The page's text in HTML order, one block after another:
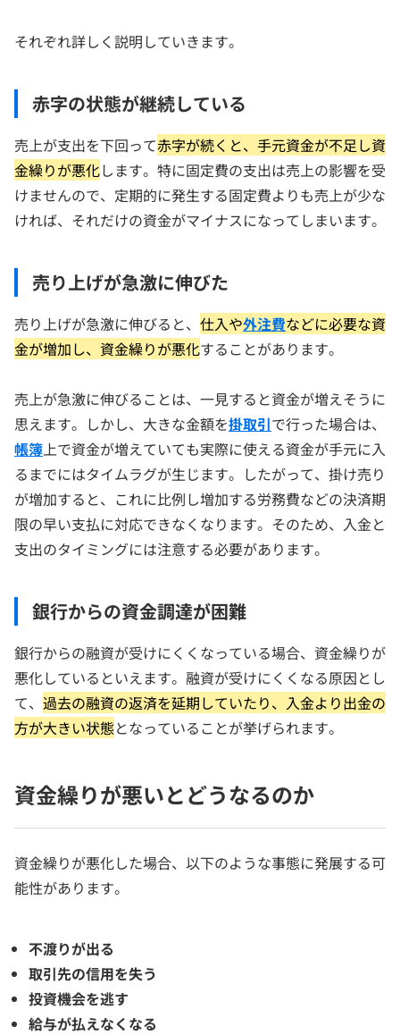
それぞれ詳しく説明していきます。
赤字の状態が継続している
売上が支出を下回って赤字が続くと、手元資金が不足し資
金繰りが悪化します。特に固定費の支出は売上の影響を受
けませんので、定期的に発生する固定費よりも売上が少な
ければ、それだけの資金がマイナスになってしまいます。
売り上げが急激に伸びた
売り上げが急激に伸びると、 仕入や外注費などに必要な資
金が増加し、資金繰りが悪化することがあります。
売上が急激に伸びることは、一見すると資金が増えそうに
思えます。しかし、大きな金額を掛取引で行った場合は、
帳簿上で資金が増えていても実際に使える資金が手元に入
るまでにはタイムラグが生じます。したがって、掛け売り
が増加すると、これに比例し増加する労務費などの決済期
限の早い支払に対応できなくなります。そのため、入金と
支出のタイミングには注意する必要があります。
銀行からの資金調達が困難
銀行からの融資が受けにくくなっている場合、資金繰りが
悪化しているといえます。融資が受けにくくなる原因とし
て、 過去の融資の返済を延期していたり、入金より出金の
方が大きい状態となっていることが挙げられます。
資金繰りが悪いとどうなるのか
資金繰りが悪化した場合、以下のような事態に発展する可
能性があります。
不渡りが出る
取引先の信用を失う
投資機会を逃す
給与が払えなくなる